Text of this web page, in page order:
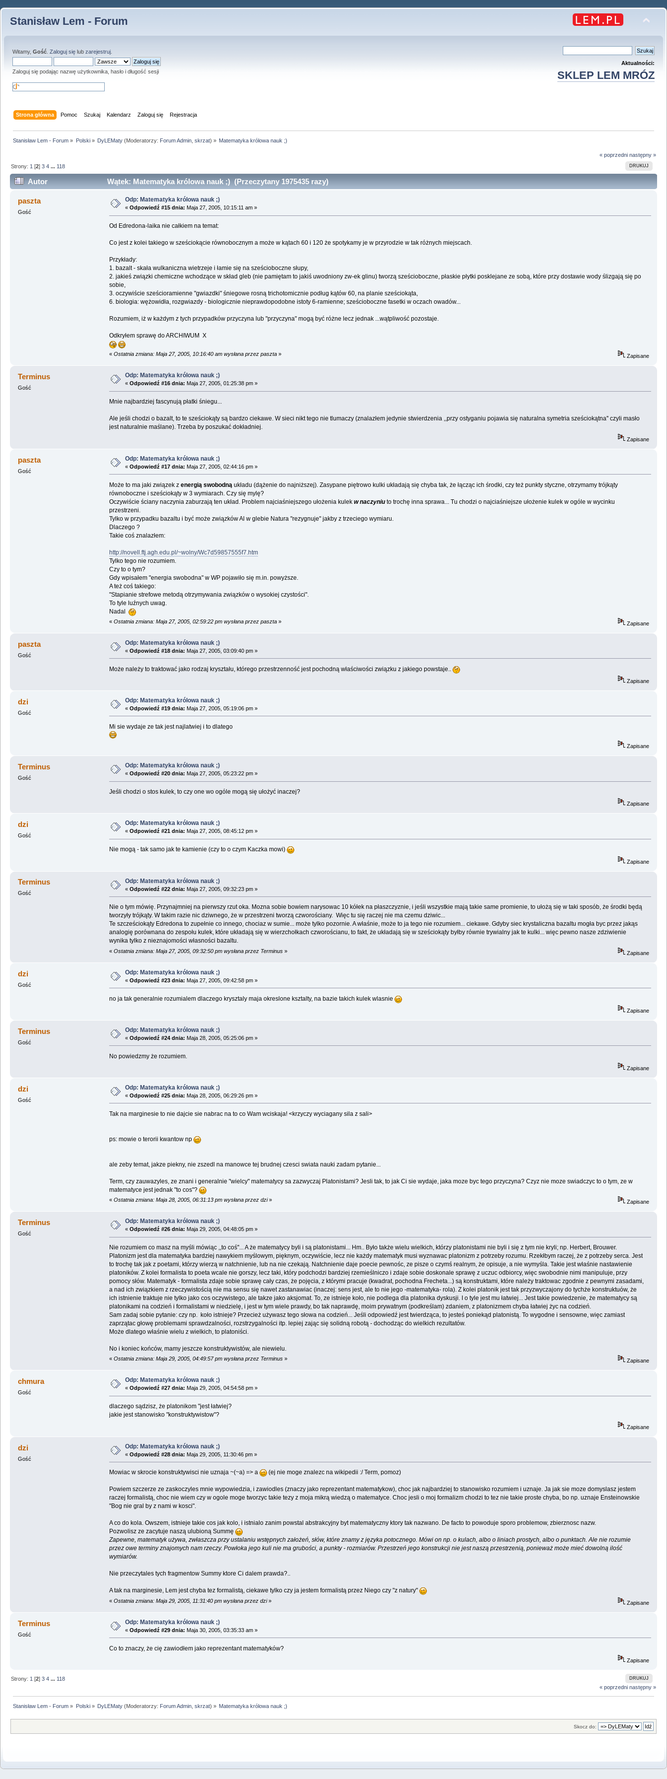
Stanisław Lem - Forum
Witamy, Gość Zaloguj się lub zarejestruj
Zaloguj się podając nazwę użytkownika, hasło i długość sesji
Aktualności:
SKLEP LEM MRÓZ
Strona główna Pomoc Szukaj Kalendarz Zaloguj się Rejestracja
Stanisław Lem - Forum » Polski» DyLEMaty(Moderatorzy: Forum Admin, skrzat) » Matematyka królowa nauk ;)
« poprzedni następny »
DRUKUJ
Strony: 1 [2]3 4 ... 118
Autor Wątek: Matematyka królowa nauk ;) (Przeczytany 1975435 razy)
paszta
Gość
Odp: Matematyka królowa nauk ;)
« Odpowiedź #15 dnia: Maja 27, 2005, 10:15:11 am »
Od Edredona-laika nie całkiem na temat:
Co jest z kolei takiego w sześciokącie równobocznym a może w kątach 60 i 120 że spotykamy je w przyrodzie w tak różnych miejscach.
Przykłady:
1. bazalt - skała wulkaniczna wietrzeje i łamie się na sześcioboczne słupy,
2. jakieś związki chemiczne wchodzące w skład gleb (nie pamiętam to jakiś uwodniony zw-ek glinu) tworzą sześcioboczne, płaskie płytki posklejane ze sobą, które przy dostawie wody ślizgają się po
sobie,
3. oczywiście sześcioramienne "gwiazdki" śniegowe rosną trichotomicznie podług kątów 60, na planie sześciokąta,
6. biologia: wężowidła, rozgwiazdy - biologicznie nieprawdopodobne istoty 6-ramienne; sześcioboczne fasetki w oczach owadów...
Rozumiem, iż w każdym z tych przypadków przyczyna lub "przyczyna" mogą być różne lecz jednak ...wątpliwość pozostaje.
Odkryłem sprawę do ARCHIWUM X
« Ostatnia zmiana: Maja 27, 2005, 10:16:40 am wysłana przez paszta» Zapisane
Terminus
Gość
Odp: Matematyka królowa nauk ;)
« Odpowiedź #16 dnia: Maja 27, 2005, 01:25:38 pm »
Mnie najbardziej fascynują płatki śniegu...
Ale jeśli chodzi o bazalt, to te sześciokąty są bardzo ciekawe. W sieci nikt tego nie tlumaczy (znalazłem jedynie stwierdzenia ,,przy ostyganiu pojawia się naturalna symetria sześciokątna'' czyli masło
jest naturalnie maślane). Trzeba by poszukać dokładniej.
Zapisane
paszta
Gość
Odp: Matematyka królowa nauk ;)
« Odpowiedź #17 dnia: Maja 27, 2005, 02:44:16 pm »
Może to ma jaki związek z energią swobodną układu (dążenie do najniższej). Zasypane piętrowo kulki układają się chyba tak, że łącząc ich środki, czy też punkty styczne, otrzymamy trójkąty
równoboczne i sześciokąty w 3 wymiarach. Czy się mylę?
Oczywiście ściany naczynia zaburzają ten układ. Problem najciaśniejszego ułożenia kulek w naczyniu to trochę inna sprawa... Tu chodzi o najciaśniejsze ułożenie kulek w ogóle w wycinku
przestrzeni.
Tylko w przypadku bazaltu i być może związków Al w glebie Natura "rezygnuje" jakby z trzeciego wymiaru.
Dlaczego ?
Takie coś znalazłem:
http://novell.ftj.agh.edu.pl/~wolny/Wc7d59857555f7.htm
Tylko tego nie rozumiem.
Czy to o tym?
Gdy wpisałem "energia swobodna" w WP pojawiło się m.in. powyższe.
A też coś takiego:
"Stapianie strefowe metodą otrzymywania związków o wysokiej czystości".
To tyle luźnych uwag.
Nadal
« Ostatnia zmiana: Maja 27, 2005, 02:59:22 pm wysłana przez paszta» Zapisane
paszta
Gość
Odp: Matematyka królowa nauk ;)
« Odpowiedź #18 dnia: Maja 27, 2005, 03:09:40 pm »
Może należy to traktować jako rodzaj kryształu, którego przestrzenność jest pochodną właściwości związku z jakiego powstaje..
Zapisane
dzi
Gość
Odp: Matematyka królowa nauk ;)
« Odpowiedź #19 dnia: Maja 27, 2005, 05:19:06 pm »
Mi sie wydaje ze tak jest najlatwiej i to dlatego
Zapisane
Terminus
Gość
Odp: Matematyka królowa nauk ;)
« Odpowiedź #20 dnia: Maja 27, 2005, 05:23:22 pm »
Jeśli chodzi o stos kulek, to czy one wo ogóle mogą się ułożyć inaczej?
Zapisane
dzi
Gość
Odp: Matematyka królowa nauk ;)
« Odpowiedź #21 dnia: Maja 27, 2005, 08:45:12 pm »
Nie mogą - tak samo jak te kamienie (czy to o czym Kaczka mowi)
Zapisane
Terminus
Gość
Odp: Matematyka królowa nauk ;)
« Odpowiedź #22 dnia: Maja 27, 2005, 09:32:23 pm »
Nie o tym mówię. Przynajmniej na pierwszy rzut oka. Mozna sobie bowiem narysowac 10 kółek na płaszczyznie, i jeśli wszystkie mają takie same promienie, to ułożą się w taki sposób, że środki będą
tworzyły trójkąty. W takim razie nic dziwnego, że w przestrzeni tworzą czworościany. Więc tu się raczej nie ma czemu dziwic...
Te szcześciokąty Edredona to zupełnie co innego, chociaz w sumie... może tylko pozornie. A właśnie, może to ja tego nie rozumiem... ciekawe. Gdyby siec krystaliczna bazaltu mogła byc przez jakąs
analogię porównana do zespołu kulek, które układają się w wierzchołkach czworościanu, to fakt, że układają się w sześciokąty byłby równie trywialny jak te kulki... więc pewno nasze zdziwienie
wynika tylko z nieznajomości własności bazaltu.
« Ostatnia zmiana: Maja 27, 2005, 09:32:50 pm wysłana przez Terminus» Zapisane
dzi
Gość
Odp: Matematyka królowa nauk ;)
« Odpowiedź #23 dnia: Maja 27, 2005, 09:42:58 pm »
no ja tak generalnie rozumialem dlaczego krysztaly maja okreslone ksztalty, na bazie takich kulek wlasnie
Zapisane
Terminus
Gość
Odp: Matematyka królowa nauk ;)
« Odpowiedź #24 dnia: Maja 28, 2005, 05:25:06 pm »
No powiedzmy że rozumiem.
Zapisane
dzi
Gość
Odp: Matematyka królowa nauk ;)
« Odpowiedź #25 dnia: Maja 28, 2005, 06:29:26 pm »
Tak na marginesie to nie dajcie sie nabrac na to co Wam wciskaja! <krzyczy wyciagany sila z sali>
ps: mowie o terorii kwantow np
ale zeby temat, jakze piekny, nie zszedl na manowce tej brudnej czesci swiata nauki zadam pytanie...
Term, czy zauwazyles, ze znani i generalnie "wielcy" matematycy sa zazwyczaj Platonistami? Jesli tak, to jak Ci sie wydaje, jaka moze byc tego przyczyna? Czyz nie moze swiadczyc to o tym, ze w
matematyce jest jednak "to cos"?
« Ostatnia zmiana: Maja 28, 2005, 06:31:13 pm wysłana przez dzi» Zapisane
Terminus
Gość
Odp: Matematyka królowa nauk ;)
« Odpowiedź #26 dnia: Maja 29, 2005, 04:48:05 pm »
Nie rozumiem co masz na myśli mówiąc ,,to coś''... A że matematycy byli i są platonistami... Hm.. Było także wielu wielkich, którzy platonistami nie byli i się z tym nie kryli; np. Herbert, Brouwer.
Platonizm jest dla matematyka bardziej nawykiem myślowym, pięknym, oczywiście, lecz nie każdy matematyk musi wyznawac platonizm z potrzeby rozumu. Rzekłbym raczej, że z potrzeby serca. Jest
to trochę tak jak z poetami, którzy wierzą w natchnienie, lub na nie czekają. Natchnienie daje poecie pewnośc, ze pisze o czymś realnym, że opisuje, a nie wymyśla. Takie jest właśnie nastawienie
platoników. Z kolei formalista to poeta wcale nie gorszy, lecz taki, który podchodzi bardziej rzemieślniczo i zdaje sobie doskonale sprawę z uczuc odbiorcy, więc swobodnie nimi manipuluje, przy
pomocy słów. Matematyk - formalista zdaje sobie sprawę cały czas, że pojęcia, z którymi pracuje (kwadrat, pochodna Frecheta...) są konstruktami, które należy traktowac zgodnie z pewnymi zasadami,
a nad ich związkiem z rzeczywistością nie ma sensu się nawet zastanawiac (inaczej: sens jest, ale to nie jego -matematyka- rola). Z kolei platonik jest tak przyzwyczajony do tychże konstruktuów, że
ich istnienie traktuje nie tylko jako cos oczywistego, ale takze jako aksjomat. To, ze istnieje koło, nie podlega dla platonika dyskusji. I o tyle jest mu łatwiej... Jest takie powiedzenie, że matematycy są
platonikami na codzień i formalistami w niedzielę, i jest w tym wiele prawdy, bo tak naprawdę, moim prywatnym (podkreślam) zdaniem, z platonizmem chyba łatwiej życ na codzień.
Sam zadaj sobie pytanie: czy np. koło istnieje? Przecież używasz tego słowa na codzień... Jeśli odpowiedź jest twierdząca, to jesteś poniekąd platonistą. To wygodne i sensowne, więc zamiast
zaprzątac głowę problemami sprawdzalności, rozstrzygalności itp. lepiej zając się solidną robotą - dochodząc do wielkich rezultatów.
Może dlatego właśnie wielu z wielkich, to platoniści.
No i koniec końców, mamy jeszcze konstruktywistów, ale niewielu.
« Ostatnia zmiana: Maja 29, 2005, 04:49:57 pm wysłana przez Terminus» Zapisane
chmura
Gość
Odp: Matematyka królowa nauk ;)
« Odpowiedź #27 dnia: Maja 29, 2005, 04:54:58 pm »
dlaczego sądzisz, że platonikom "jest łatwiej?
jakie jest stanowisko "konstruktywistow"?
Zapisane
dzi
Gość
Odp: Matematyka królowa nauk ;)
« Odpowiedź #28 dnia: Maja 29, 2005, 11:30:46 pm »
Mowiac w skrocie konstruktywisci nie uznaja ~(~a) => a (ej nie moge znalezc na wikipedii :/ Term, pomoz)
Powiem szczerze ze zaskoczyles mnie wypowiedzia, i zawiodles (znaczy jako reprezentant matematykow), choc jak najbardziej to stanowisko rozumiem i uznaje. Ja jak sie moze domyslasz jestem
raczej formalistą, choc nie wiem czy w ogole moge tworzyc takie tezy z moja mikrą wiedzą o matematyce. Choc jesli o moj formalizm chodzi to tez nie takie proste chyba, bo np. uznaje Ensteinowskie
"Bog nie gral by z nami w kosci".
A co do kola. Owszem, istnieje takie cos jak kolo, i istnialo zanim powstal abstrakcyjny byt matematyczny ktory tak nazwano. De facto to powoduje sporo problemow, zbierznosc nazw.
Pozwolisz ze zacytuje naszą ulubioną Summę
Zapewne, matematyk używa, zwłaszcza przy ustalaniu wstępnych założeń, słów, które znamy z języka potocznego. Mówi on np. o kulach, albo o liniach prostych, albo o punktach. Ale nie rozumie
przez owe terminy znajomych nam rzeczy. Powłoka jego kuli nie ma grubości, a punkty - rozmiarów. Przestrzeń jego konstrukcji nie jest naszą przestrzenią, ponieważ może mieć dowolną ilość
wymiarów.
Nie przeczytales tych fragmentow Summy ktore Ci dalem prawda?..
A tak na marginesie, Lem jest chyba tez formalistą, ciekawe tylko czy ja jestem formalistą przez Niego czy "z natury"
« Ostatnia zmiana: Maja 29, 2005, 11:31:40 pm wysłana przez dzi» Zapisane
Terminus
Gość
Odp: Matematyka królowa nauk ;)
« Odpowiedź #29 dnia: Maja 30, 2005, 03:35:33 am »
Co to znaczy, że cię zawiodłem jako reprezentant matematyków?
Zapisane
DRUKUJ
Strony: 1 [2]3 4 ... 118
« poprzedni następny »
Stanisław Lem - Forum » Polski» DyLEMaty(Moderatorzy: Forum Admin, skrzat) » Matematyka królowa nauk ;)
Skocz do: